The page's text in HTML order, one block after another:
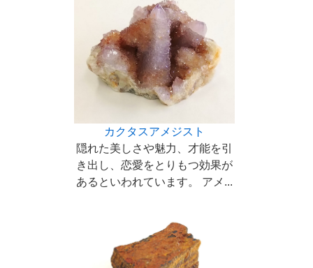
カクタスアメジスト
隠れた美しさや魅力、才能を引
き出し、恋愛をとりもつ効果が
あるといわれています。 アメ...